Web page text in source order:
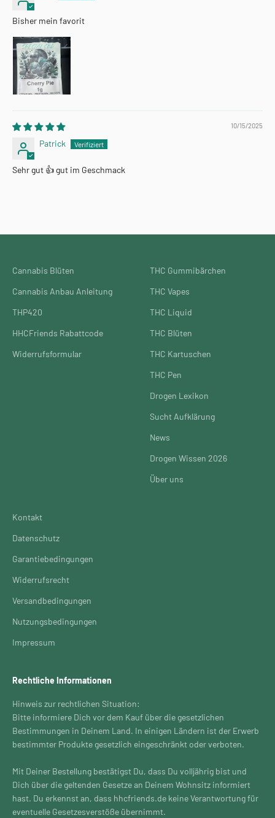
Bisher mein favorit
10/15/2025
Patrick
Sehr gut 👍 gut im Geschmack
Cannabis Blüten
Cannabis Anbau Anleitung
THP420
HHCFriends Rabattcode
Widerrufsformular
THC Gummibärchen
THC Vapes
THC Liquid
THC Blüten
THC Kartuschen
THC Pen
Drogen Lexikon
Sucht Aufklärung
News
Drogen Wissen 2026
Über uns
Kontakt
Datenschutz
Garantiebedingungen
Widerrufsrecht
Versandbedingungen
Nutzungsbedingungen
Impressum
Rechtliche Informationen
Hinweis zur rechtlichen Situation:
Bitte informiere Dich vor dem Kauf über die gesetzlichen
Bestimmungen in Deinem Land. In einigen Ländern ist der Erwerb
bestimmter Produkte gesetzlich eingeschränkt oder verboten.
Mit Deiner Bestellung bestätigst Du, dass Du volljährig bist und
Dich über die geltenden Gesetze an Deinem Wohnsitz informiert
hast. Du erkennst an, dass hhcfriends.de keine Verantwortung für
eventuelle Gesetzesverstöße übernimmt.